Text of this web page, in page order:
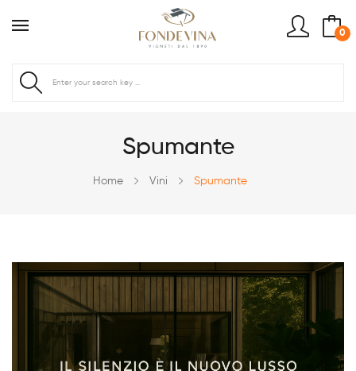
0
Spumante
Home Vini Spumante